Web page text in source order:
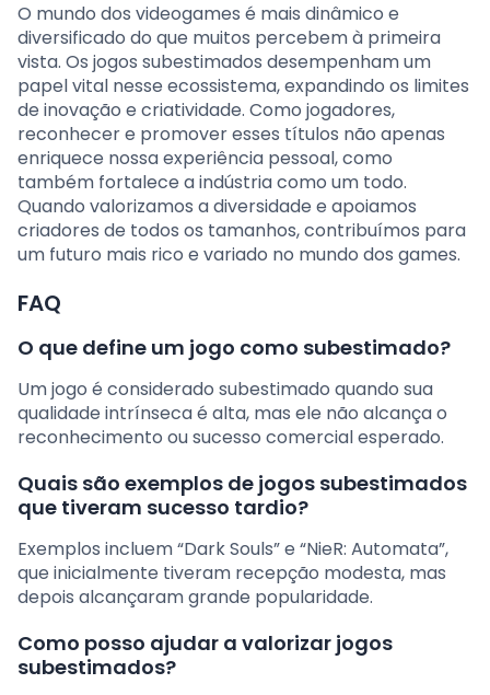
O mundo dos videogames é mais dinâmico e
diversificado do que muitos percebem à primeira
vista. Os jogos subestimados desempenham um
papel vital nesse ecossistema, expandindo os limites
de inovação e criatividade. Como jogadores,
reconhecer e promover esses títulos não apenas
enriquece nossa experiência pessoal, como
também fortalece a indústria como um todo.
Quando valorizamos a diversidade e apoiamos
criadores de todos os tamanhos, contribuímos para
um futuro mais rico e variado no mundo dos games.
FAQ
O que define um jogo como subestimado?
Um jogo é considerado subestimado quando sua
qualidade intrínseca é alta, mas ele não alcança o
reconhecimento ou sucesso comercial esperado.
Quais são exemplos de jogos subestimados
que tiveram sucesso tardio?
Exemplos incluem “Dark Souls” e “NieR: Automata”,
que inicialmente tiveram recepção modesta, mas
depois alcançaram grande popularidade.
Como posso ajudar a valorizar jogos
subestimados?